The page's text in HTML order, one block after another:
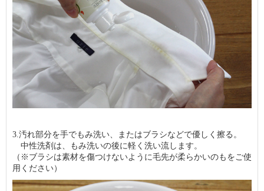
3.汚れ部分を手でもみ洗い、またはブラシなどで優しく擦る。
中性洗剤は、もみ洗いの後に軽く洗い流します。
（※ブラシは素材を傷つけないように毛先が柔らかいのもをご使
用ください）